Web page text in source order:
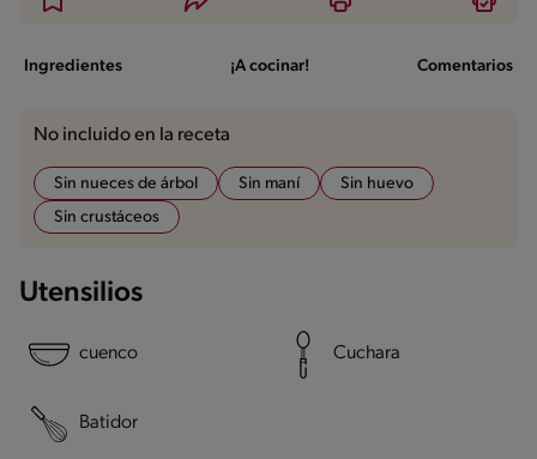
Ingredientes ¡A cocinar! Comentarios
No incluido en la receta
Sin nueces de árbol Sin maní
Sin huevo
Sin crustáceos
Utensilios
cuenco Cuchara
Batidor